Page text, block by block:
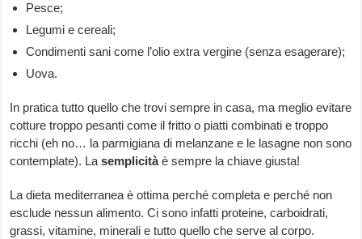
Pesce;
Legumi e cereali;
Condimenti sani come l’olio extra vergine (senza esagerare);
Uova.
In pratica tutto quello che trovi sempre in casa, ma meglio evitare
cotture troppo pesanti come il fritto o piatti combinati e troppo
ricchi (eh no… la parmigiana di melanzane e le lasagne non sono
contemplate). Lasemplicitàè sempre la chiave giusta!
La dieta mediterranea è ottima perché completa e perché non
esclude nessun alimento. Ci sono infatti proteine, carboidrati,
grassi, vitamine, minerali e tutto quello che serve al corpo.